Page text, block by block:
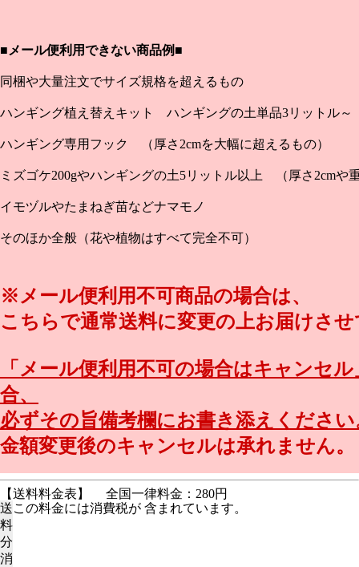
■ メール便利用できない商品例■
同梱や大量注文でサイズ規格を超えるもの
ハンギング植え替えキット ハンギングの土単品3リットル～
ハンギング専用フック （厚さ2cmを大幅に超えるもの）
ミズゴケ200gやハンギングの土5リットル以上 （厚さ2cmや
イモヅルやたまねぎ苗などナマモノ
そのほか全般（花や植物はすべて完全不可）
※メール便利用不可商品の場合は、
こちらで通常送料に変更の上お届けさ
「メール便利用不可の場合はキャンセ
合、
必ずその旨備考欄にお書き添えください
金額変更後のキャンセルは承れません。
【送料料金表】
全国一律料金：280円
送
料
分
消
この料金には消費税が 含まれています。